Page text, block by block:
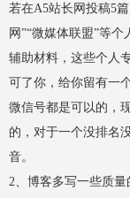
若在A5站长网投稿5
网”“微媒体联盟”等
辅助材料，这些个人
可了你，给你留有一
微信号都是可以的，
的，对于一个没排名
音。
2、博客多写一些质